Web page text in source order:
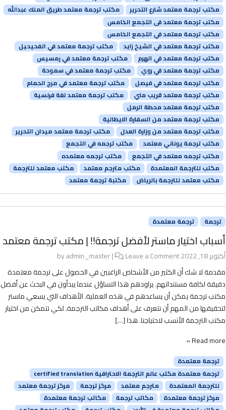
مكتب ترجمة معتمد شارع التحرير
مكتب ترجمة معتمد طريق الملك عبدالله
مكتب ترجمة معتمد فى التجمع الخامس
مكتب ترجمة معتمد في التجمع الخامس
مكتب ترجمة معتمد في الشيخ زايد
مكتب ترجمة معتمد في الفحيحيل
مكتب ترجمة معتمد في الهرم
مكتب ترجمة معتمد في رمسيس
مكتب ترجمة معتمد في روي
مكتب ترجمة معتمد في سموحة
مكتب ترجمة معتمد في فيصل
مكتب ترجمة معتمد في مرج الحمام
مكتب ترجمة معتمد قريب مني
مكتب ترجمة معتمد لغة فرنسية
مكتب ترجمة معتمد محطة الرمل
مكتب ترجمة معتمد من السفارة الايطالية
مكتب ترجمة معتمد من وزارة العدل
مكتب ترجمة معتمد ميدان التحرير
مكتب ترجمة يوناني معتمد
مكتب ترجمه في التجمع
مكتب ترجمه معتمد في التجمع
مكتب ترجمه معتمده
مكتب للترجمة المعتمدة
مكتب مترجم معتمد
مكتب معتمد للترجمة
مكتب معتمد للترجمة بالرياض
مكتبة ترجمة معتمد
ترجمة ترجمة معتمدة
أسباب اختيار ماستر لأفضل ترجمة!! | مكتب ترجمة معتمد
أكتوبر 18, 2022 by
admin_master|
Leave a Comment
مقدمة لا شك أن الكثير من الأشخاص الراغبين في الحصول على ترجمة معتمدة
دقيقة لكافة مستنداتهم. يراودهم هذا التساؤل عندما يبدأون في البحث عن أفضل
مكتب ترجمة يمكن أن يساعدهم في هذه العملية. الأهداف التي يسعي ماستر
لتحقيقها من المهم أن نتعرف على أهداف مكاتب الترجمة. لكي نتمكن من اختيار
مكتب الترجمة الأنسب لاحتياجنا. هذا […]
Read more »
ترجمة معتمدة
ترجمة معتمدة مكتب عالم الترجمة الاحترافية certified translation
للترجمة المعتمدة
مترجم معتمد مركز ترجمة
مركز ترجمة معتمد
مركز ترجمة معتمدة
مكاتب ترجمة
مكاتب ترجمة معتمدة